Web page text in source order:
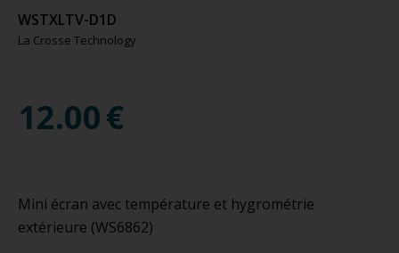
WSTXLTV-D1D
La Crosse Technology
12.00€
Mini écran avec température et hygrométrie
extérieure (WS6862)